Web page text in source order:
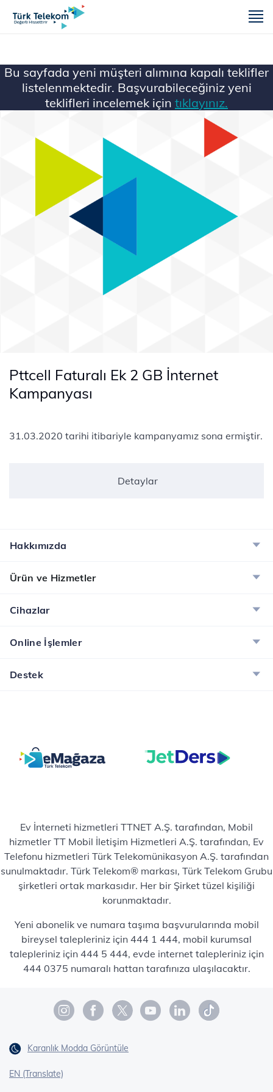
Bu sayfada yeni müşteri alımına kapalı teklifler
listelenmektedir. Başvurabileceğiniz yeni
teklifleri incelemek için tıklayınız.
Pttcell Faturalı Ek 2 GB İnternet
Kampanyası
31.03.2020 tarihi itibariyle kampanyamız sona ermiştir. ​
Detaylar
Hakkımızda
Ürün ve Hizmetler
Cihazlar
Online İşlemler
Destek
Ev İnterneti hizmetleri TTNET A.Ş. tarafından, Mobil
hizmetler TT Mobil İletişim Hizmetleri A.Ş. tarafından, Ev
Telefonu hizmetleri Türk Telekomünikasyon A.Ş. tarafından
sunulmaktadır. Türk Telekom® markası, Türk Telekom Grubu
şirketleri ortak markasıdır. Her bir Şirket tüzel kişiliği
korunmaktadır.
Yeni abonelik ve numara taşıma başvurularında mobil
bireysel talepleriniz için 444 1 444, mobil kurumsal
talepleriniz için 444 5 444, evde internet talepleriniz için
444 0375 numaralı hattan tarafınıza ulaşılacaktır.
Karanlık Modda Görüntüle
EN (Translate)